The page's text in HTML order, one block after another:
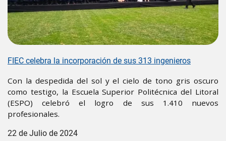
FIEC celebra la incorporación de sus 313 ingenieros
Con la despedida del sol y el cielo de tono gris oscuro
como testigo, la Escuela Superior Politécnica del Litoral
(ESPO) celebró el logro de sus 1.410 nuevos
profesionales.
22 de Julio de 2024